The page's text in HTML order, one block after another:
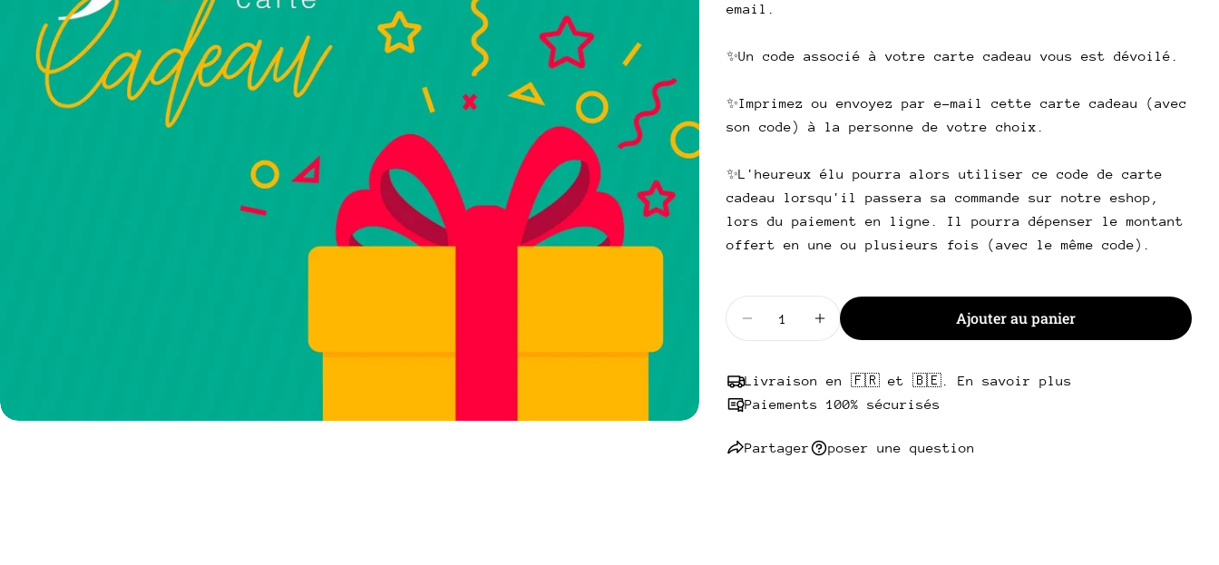
le média 0 en mode modal
email.
✨Un code associé à votre carte cadeau vous est dévoilé.
✨Imprimez ou envoyez par e-mail cette carte cadeau (avec
son code) à la personne de votre choix.
✨L'heureux élu pourra alors utiliser ce code de carte
cadeau lorsqu'il passera sa commande sur notre eshop,
lors du paiement en ligne. Il pourra dépenser le montant
offert en une ou plusieurs fois (avec le même code).
Diminuer la quantité pour Carte Cadeau 50€
Augmenter la quantité pour Carte Cadeau 50€
Ajouter au panier
Livraison en 🇫🇷 et 🇧🇪. En savoir plus
Paiements 100% sécurisés
Partager
Partager ce produit
Partager
Partager
Facebook
Partager
X
Épingler
Pinterest
poser une question
Votre
Envoyer une question